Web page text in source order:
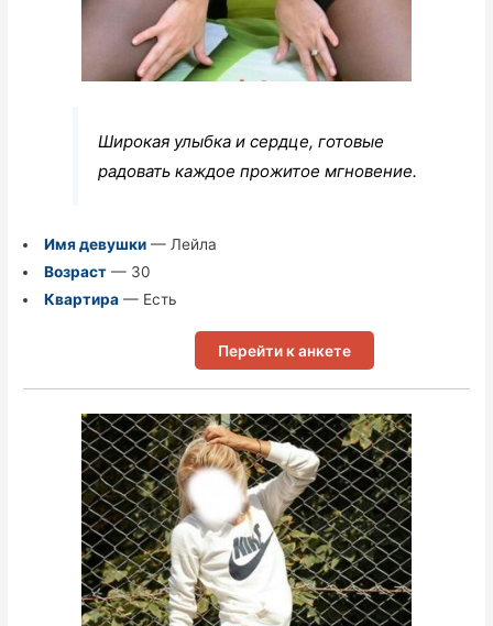
Широкая улыбка и сердце, готовые
радовать каждое прожитое мгновение.
Имя девушки— Лейла
Возраст— 30
Квартира— Есть
Перейти к анкете